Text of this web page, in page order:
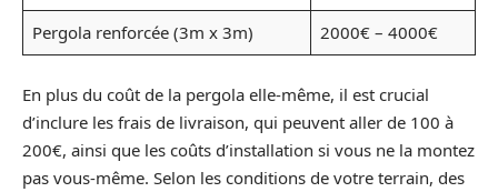
Pergola renforcée (3m x 3m)
2000€ – 4000€
En plus du coût de la pergola elle-même, il est crucial
d’inclure les frais de livraison, qui peuvent aller de 100 à
200€, ainsi que les coûts d’installation si vous ne la montez
pas vous-même. Selon les conditions de votre terrain, des